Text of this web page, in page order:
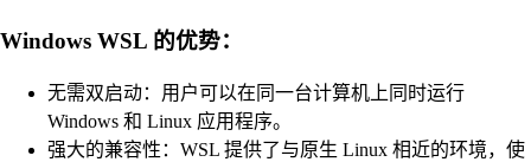
Windows WSL 的优势：
无需双启动：用户可以在同一台计算机上同时运行
Windows 和 Linux 应用程序。
强大的兼容性：WSL 提供了与原生 Linux 相近的环境，使